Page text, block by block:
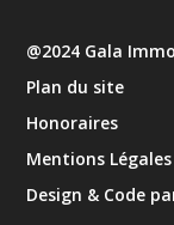
@2024 Gala
Plan du site
Honoraires
Mentions Légales
Design & Code